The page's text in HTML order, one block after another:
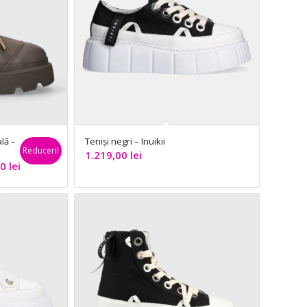
–
leiPrețul
este:
Reduceri!
Teniși negri – Inuikii
1.219,00 lei